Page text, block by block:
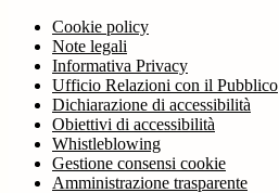
Cookie policy
Note legali
Informativa Privacy
Ufficio Relazioni con il Pubblico
Dichiarazione di accessibilità
Obiettivi di accessibilità
Whistleblowing
Gestione consensi cookie
Amministrazione trasparente